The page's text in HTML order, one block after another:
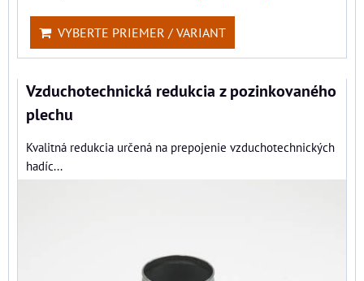
VYBERTE PRIEMER / VARIANT
Vzduchotechnická redukcia z pozinkovaného
plechu
Kvalitná redukcia určená na prepojenie vzduchotechnických
hadíc...